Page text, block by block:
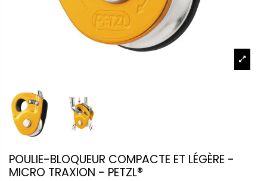
POULIE-BLOQUEUR COMPACTE ET LÉGÈRE -
MICRO TRAXION - PETZL®